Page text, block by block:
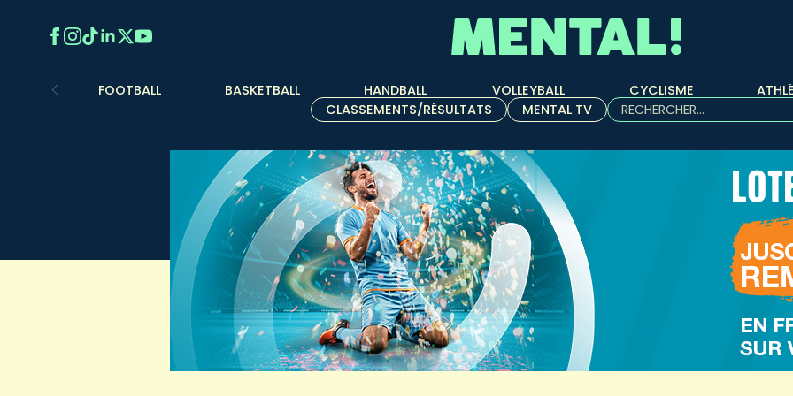
FOOTBALL BASKETBALL HANDBALL VOLLEYBALL CYCLISME
CLASSEMENTS/RÉSULTATS
MENTAL TV
Rechercher :